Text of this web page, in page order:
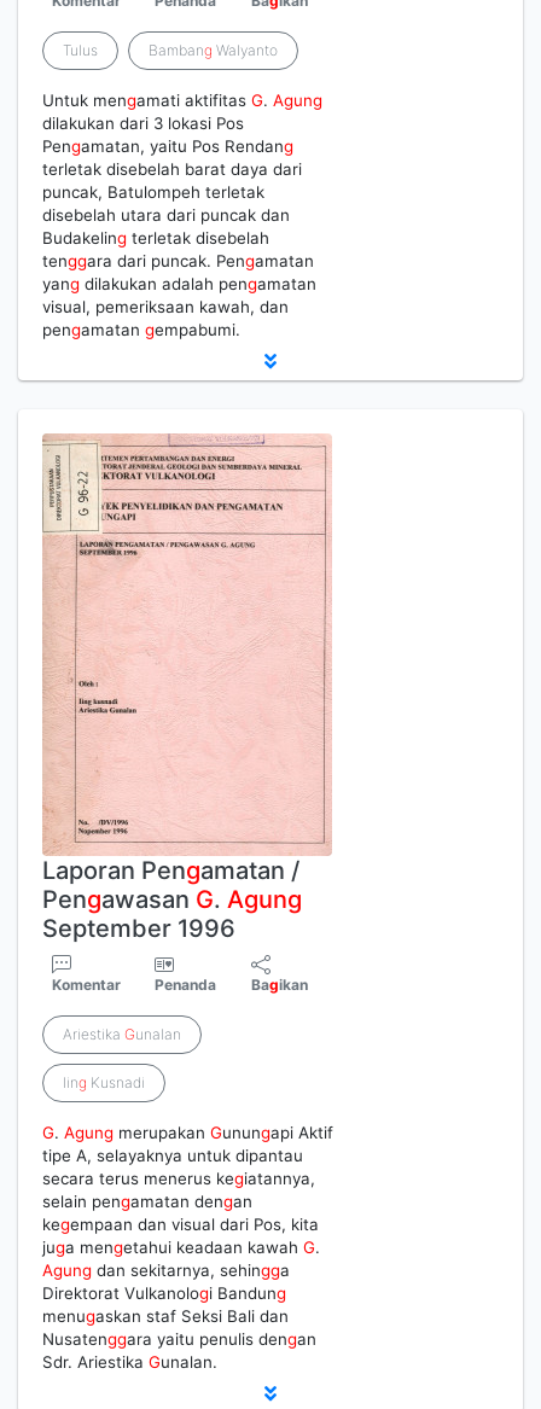
Tulus Bambang Walyanto
Untuk mengamati aktifitas G. Agung
dilakukan dari 3 lokasi Pos
Pengamatan, yaitu Pos Rendang
terletak disebelah barat daya dari
puncak, Batulompeh terletak
disebelah utara dari puncak dan
Budakeling terletak disebelah
tenggara dari puncak. Pengamatan
yang dilakukan adalah pengamatan
visual, pemeriksaan kawah, dan
pengamatan gempabumi.
Laporan Pengamatan /
Pengawasan G. Agung
September 1996
Komentar Penanda Bagikan
Ariestika Gunalan
Iing Kusnadi
G. Agung merupakan Gunungapi Aktif
tipe A, selayaknya untuk dipantau
secara terus menerus kegiatannya,
selain pengamatan dengan
kegempaan dan visual dari Pos, kita
juga mengetahui keadaan kawah G.
Agung dan sekitarnya, sehingga
Direktorat Vulkanologi Bandung
menugaskan staf Seksi Bali dan
Nusatenggara yaitu penulis dengan
Sdr. Ariestika Gunalan.